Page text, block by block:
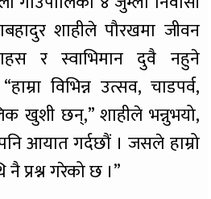
शाहीले पौरखमा जीवन
र स्वाभिमान दुवै नहुने
विभिन्न उत्सव, चाडपर्व,
खुशी छन्,” शाहीले भन्नुभयो,
आयात गर्दछौं । जसले हाम्रो
नै प्रश्न गरेको छ ।”